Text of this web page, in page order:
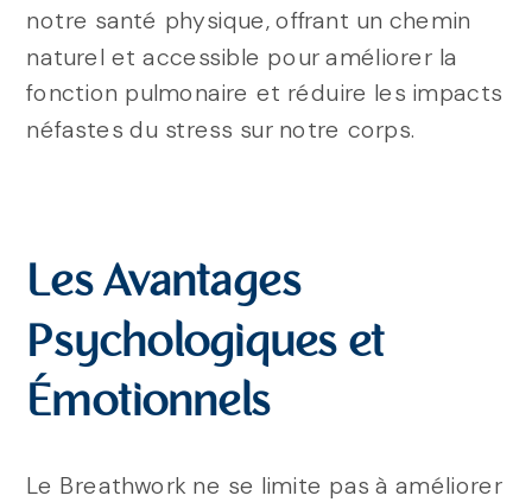
notre santé physique, offrant un chemin
naturel et accessible pour améliorer la
fonction pulmonaire et réduire les impacts
néfastes du stress sur notre corps.
Les Avantages
Psychologiques et
Émotionnels
Le Breathwork ne se limite pas à améliorer